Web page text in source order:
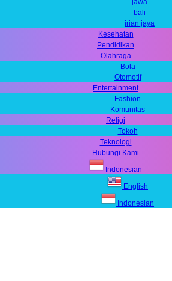
jawa
bali
irian jaya
Kesehatan
Pendidikan
Olahraga
Bola
Otomotif
Entertainment
Fashion
Komunitas
Religi
Tokoh
Teknologi
Hubungi Kami
Indonesian
English
Indonesian